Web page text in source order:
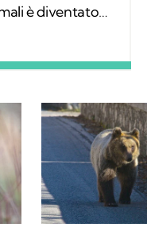
è diventato
a fare la
e una
circonda.